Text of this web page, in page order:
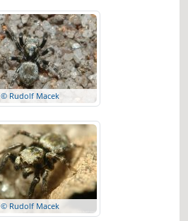
© Rudolf Macek
© Rudolf Macek